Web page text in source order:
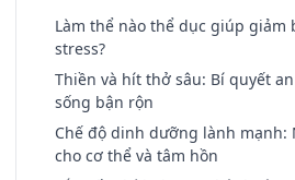
Làm thể nào thể dục giúp giảm
stress?
Thiền và hít thở sâu: Bí quyết
sống bận rộn
Chế độ dinh dưỡng lành
cho cơ thể và tâm hồn